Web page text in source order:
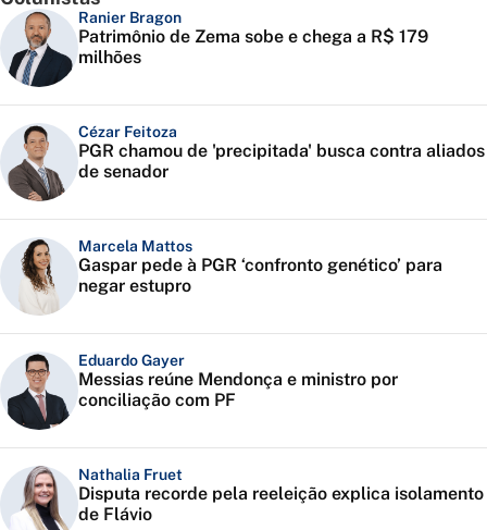
Ranier Bragon
Patrimônio de Zema sobe e chega a R$ 179
milhões
Cézar Feitoza
PGR chamou de 'precipitada' busca contra aliados
de senador
Marcela Mattos
Gaspar pede à PGR ‘confronto genético’ para
negar estupro
Eduardo Gayer
Messias reúne Mendonça e ministro por
conciliação com PF
Nathalia Fruet
Disputa recorde pela reeleição explica isolamento
de Flávio